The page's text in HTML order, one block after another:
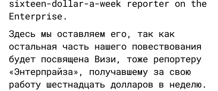
sixteen-dollar-a-week reporter on the
Enterprise.
Здесь мы оставляем его, так как
остальная часть нашего повествования
будет посвящена Визи, тоже репортеру
«Энтерпрайза», получавшему за свою
работу шестнадцать долларов в неделю.